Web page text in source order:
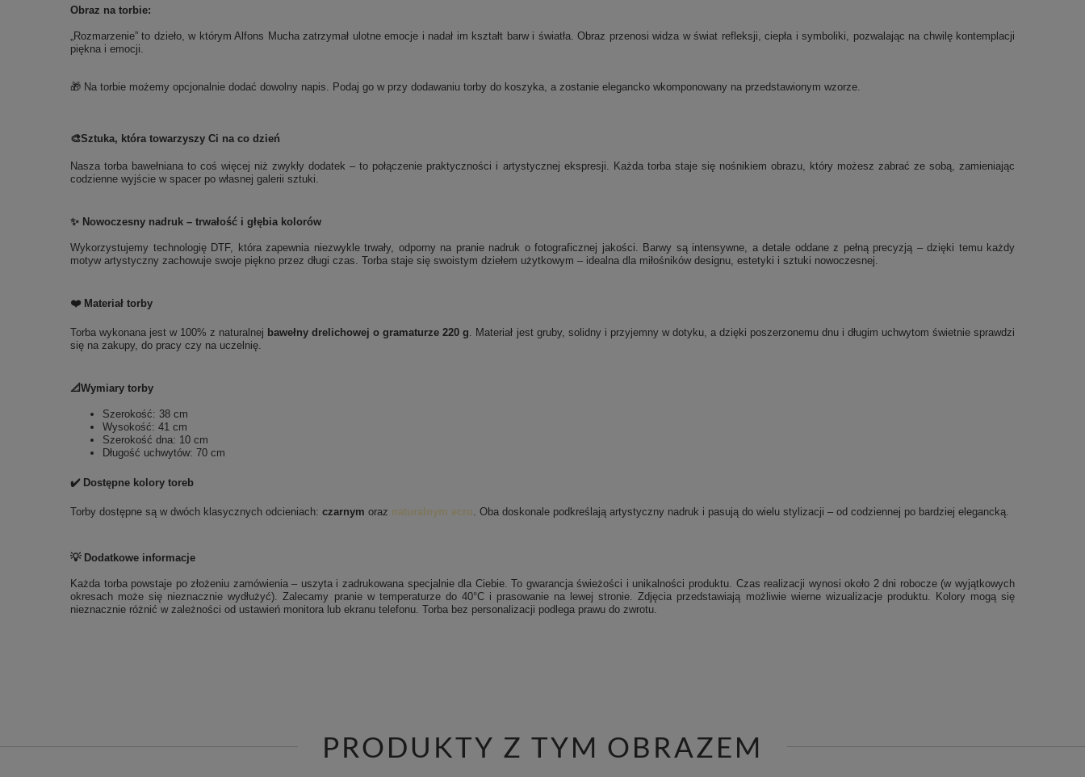
Obraz na torbie:
„Rozmarzenie” to dzieło, w którym Alfons Mucha zatrzymał ulotne emocje i nadał im kształt barw i światła. Obraz przenosi widza w świat refleksji, ciepła i symboliki, pozwalając na chwilę kontemplacji
piękna i emocji.
🎁 Na torbie możemy opcjonalnie dodać dowolny napis. Podaj go w przy dodawaniu torby do koszyka, a zostanie elegancko wkomponowany na przedstawionym wzorze.
🎨Sztuka, która towarzyszy Ci na co dzień
Nasza torba bawełniana to coś więcej niż zwykły dodatek – to połączenie praktyczności i artystycznej ekspresji. Każda torba staje się nośnikiem obrazu, który możesz zabrać ze sobą, zamieniając
codzienne wyjście w spacer po własnej galerii sztuki.
✨ Nowoczesny nadruk – trwałość i głębia kolorów
Wykorzystujemy technologię DTF, która zapewnia niezwykle trwały, odporny na pranie nadruk o fotograficznej jakości. Barwy są intensywne, a detale oddane z pełną precyzją – dzięki temu każdy
motyw artystyczny zachowuje swoje piękno przez długi czas. Torba staje się swoistym dziełem użytkowym – idealna dla miłośników designu, estetyki i sztuki nowoczesnej.
❤️ Materiał torby
Torba wykonana jest w 100% z naturalnej bawełny drelichowej o gramaturze 220 g . Materiał jest gruby, solidny i przyjemny w dotyku, a dzięki poszerzonemu dnu i długim uchwytom świetnie sprawdzi
się na zakupy, do pracy czy na uczelnię.
📐Wymiary torby
Szerokość: 38 cm
Wysokość: 41 cm
Szerokość dna: 10 cm
Długość uchwytów: 70 cm
✔️ Dostępne kolory toreb
Torby dostępne są w dwóch klasycznych odcieniach: czarnym oraz naturalnym ecru . Oba doskonale podkreślają artystyczny nadruk i pasują do wielu stylizacji – od codziennej po bardziej elegancką.
💡 Dodatkowe informacje
Każda torba powstaje po złożeniu zamówienia – uszyta i zadrukowana specjalnie dla Ciebie. To gwarancja świeżości i unikalności produktu. Czas realizacji wynosi około 2 dni robocze (w wyjątkowych
okresach może się nieznacznie wydłużyć). Zalecamy pranie w temperaturze do 40°C i prasowanie na lewej stronie. Zdjęcia przedstawiają możliwie wierne wizualizacje produktu. Kolory mogą się
nieznacznie różnić w zależności od ustawień monitora lub ekranu telefonu. Torba bez personalizacji podlega prawu do zwrotu.
PRODUKTY Z TYM OBRAZEM